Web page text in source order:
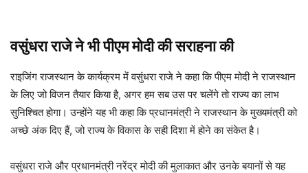
वसुंधरा राजे ने भी पीएम मोदी की सराहना की
राइजिंग राजस्थान के कार्यक्रम में वसुंधरा राजे ने कहा कि पीएम मोदी ने राजस्थान
के लिए जो विजन तैयार किया है, अगर हम सब उस पर चलेंगे तो राज्य का लाभ
सुनिश्चित होगा। उन्होंने यह भी कहा कि प्रधानमंत्री ने राजस्थान के मुख्यमंत्री को
अच्छे अंक दिए हैं, जो राज्य के विकास के सही दिशा में होने का संकेत है।
वसुंधरा राजे और प्रधानमंत्री नरेंद्र मोदी की मुलाकात और उनके बयानों से यह